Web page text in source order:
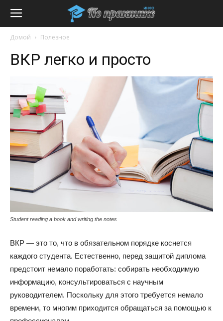
Домой Полезное
ВКР легко и просто
Student reading a book and writing the notes
ВКР — это то, что в обязательном порядке коснется
каждого студента. Естественно, перед защитой диплома
предстоит немало поработать: собирать необходимую
информацию, консультироваться с научным
руководителем. Поскольку для этого требуется немало
времени, то многим приходится обращаться за помощью к